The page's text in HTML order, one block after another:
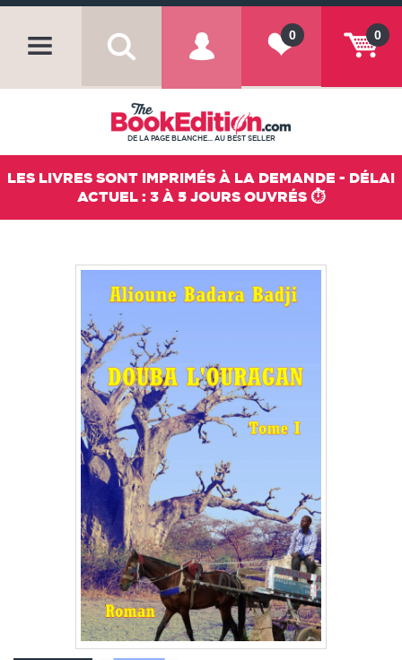
0
0
DE LA PAGE BLANCHE... AU BEST SELLER
LES LIVRES SONT IMPRIMÉS À LA DEMANDE - DÉLAI
ACTUEL : 3 À 5 JOURS OUVRÉS ⏱️